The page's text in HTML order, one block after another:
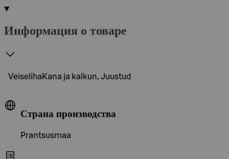
Информация о товаре
VeiselihaKana ja kalkun, Juustud
Страна производства
Prantsusmaa